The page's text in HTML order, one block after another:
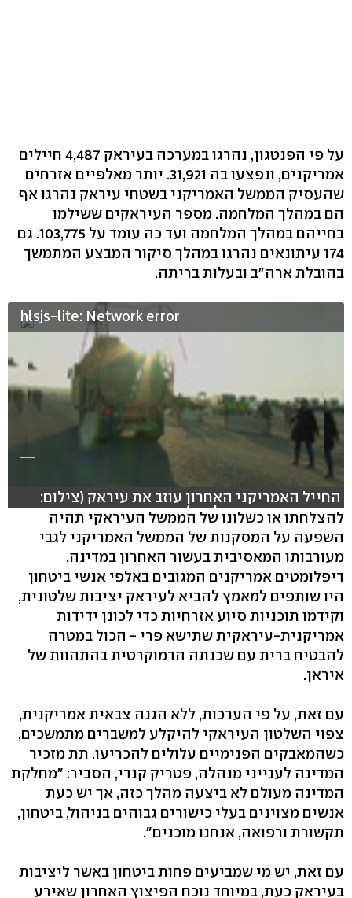
על פי הפנטגון, נהרגו במערכה בעיראק 4,487 חיילים
אמריקנים, ונפצעו בה 31,921. יותר מאלפיים אזרחים
שהעסיק הממשל האמריקני בשטחי עיראק נהרגו אף
הם במהלך המלחמה. מספר העיראקים ששילמו
בחייהם במהלך המלחמה ועד כה עומד על 103,775. גם
174 עיתונאים נהרגו במהלך סיקור המבצע המתמשך
בהובלת ארה"ב ובעלות בריתה.
hlsjs-lite: Network error
החייל האמריקני האחרון עוזב את עיראק (צילום:
רויטרס, קריינות: גיל נוה)
להצלחתו או כשלונו של הממשל העיראקי תהיה
השפעה על המסקנות של הממשל האמריקני לגבי
מעורבותו המאסיבית בעשור האחרון במדינה.
דיפלומטים אמריקנים המגובים באלפי אנשי ביטחון
היו שותפים למאמץ להביא לעיראק יציבות שלטונית,
וקידמו תוכניות סיוע אזרחיות כדי לכונן ידידות
אמריקנית-עיראקית שתישא פרי - הכול במטרה
להבטיח ברית עם שכנתה הדמוקרטית בהתהוות של
איראן.
עם זאת, על פי הערכות, ללא הגנה צבאית אמריקנית,
צפוי השלטון העיראקי להיקלע למשברים מתמשכים,
כשהמאבקים הפנימיים עלולים להכריעו. תת מזכיר
המדינה לענייני מנהלה, פטריק קנדי, הסביר: "מחלקת
המדינה מעולם לא ביצעה מהלך כזה, אך יש כעת
אנשים מצוינים בעלי כישורים גבוהים בניהול, ביטחון,
תקשורת ורפואה, אנחנו מוכנים".
עם זאת, יש מי שמביעים פחות ביטחון באשר ליציבות
בעיראק כעת, במיוחד נוכח הפיצוץ האחרון שאירע